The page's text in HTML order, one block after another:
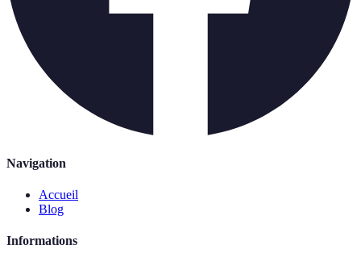
Navigation
Accueil
Blog
Informations